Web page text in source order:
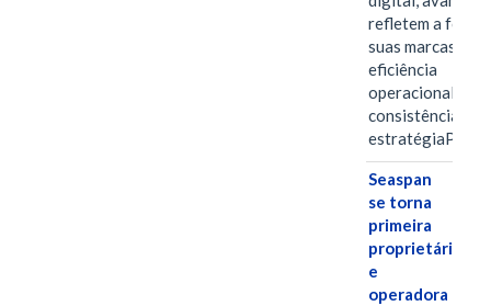
refletem a força
suas marcas, a
eficiência
operacional e a
consistência de
Seaspan
se torna
primeira
proprietária
e
operadora